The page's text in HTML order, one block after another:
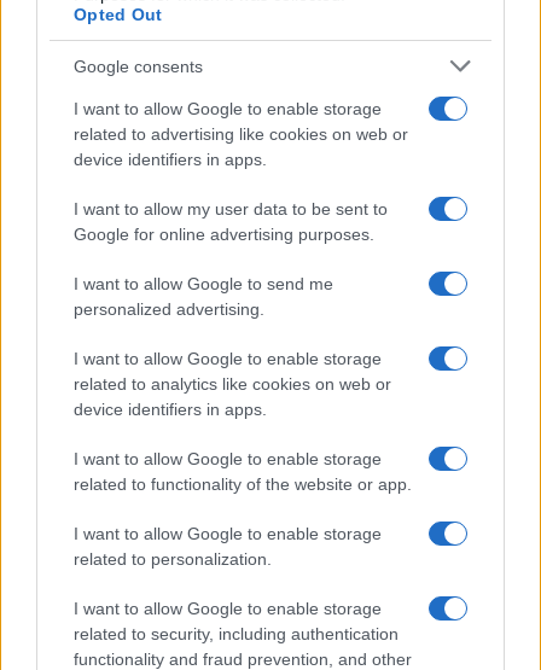
Opted Out
Google consents
I want to allow Google to enable storage
related to advertising like cookies on web or
device identifiers in apps.
I want to allow my user data to be sent to
Google for online advertising purposes.
I want to allow Google to send me
personalized advertising.
I want to allow Google to enable storage
related to analytics like cookies on web or
device identifiers in apps.
I want to allow Google to enable storage
related to functionality of the website or app.
I want to allow Google to enable storage
related to personalization.
I want to allow Google to enable storage
related to security, including authentication
functionality and fraud prevention, and other
À lire aussi
Une avancée majeure au Sénat : un compromis sur la
régularisation des travailleurs sans papiers
FRANCE